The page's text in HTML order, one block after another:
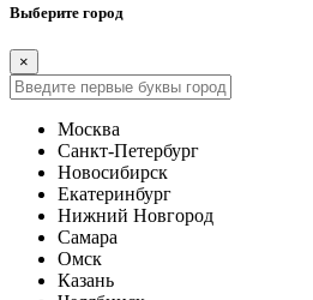
Выберите город
×
Москва
Санкт-Петербург
Новосибирск
Екатеринбург
Нижний Новгород
Самара
Омск
Казань